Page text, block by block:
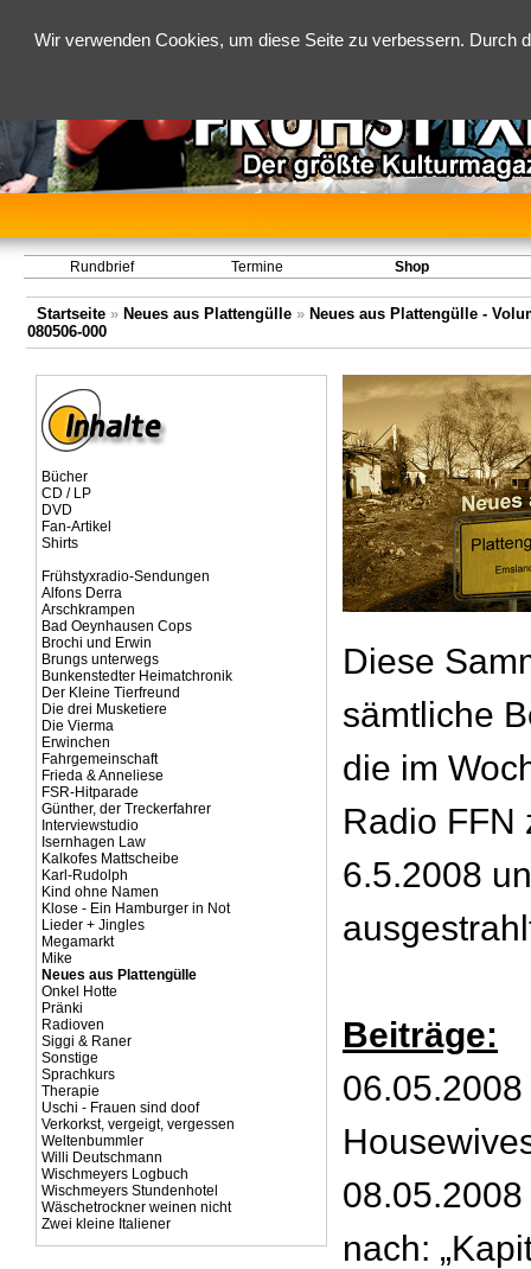
Wir verwenden Cookies, um diese Seite zu verbessern.
Rundbrief Termine Shop
Startseite » Neues aus Plattengülle » Neues aus Plattengülle -
080506-000
Bücher
CD / LP
DVD
Fan-Artikel
Shirts
Frühstyxradio-Sendungen
Alfons Derra
Arschkrampen
Bad Oeynhausen Cops
Brochi und Erwin
Brungs unterwegs
Bunkenstedter Heimatchronik
Der Kleine Tierfreund
Die drei Musketiere
Die Vierma
Erwinchen
Fahrgemeinschaft
Frieda & Anneliese
FSR-Hitparade
Günther, der Treckerfahrer
Interviewstudio
Isernhagen Law
Kalkofes Mattscheibe
Karl-Rudolph
Kind ohne Namen
Klose - Ein Hamburger in Not
Lieder + Jingles
Megamarkt
Mike
Neues aus Plattengülle
Onkel Hotte
Pränki
Radioven
Siggi & Raner
Sonstige
Sprachkurs
Therapie
Uschi - Frauen sind doof
Verkorkst, vergeigt, vergessen
Weltenbummler
Willi Deutschmann
Wischmeyers Logbuch
Wischmeyers Stundenhotel
Wäschetrockner weinen nicht
Zwei kleine Italiener
Diese
sämtliche
die im
Radio FFN
6.5.2008
Beiträge:
nach: